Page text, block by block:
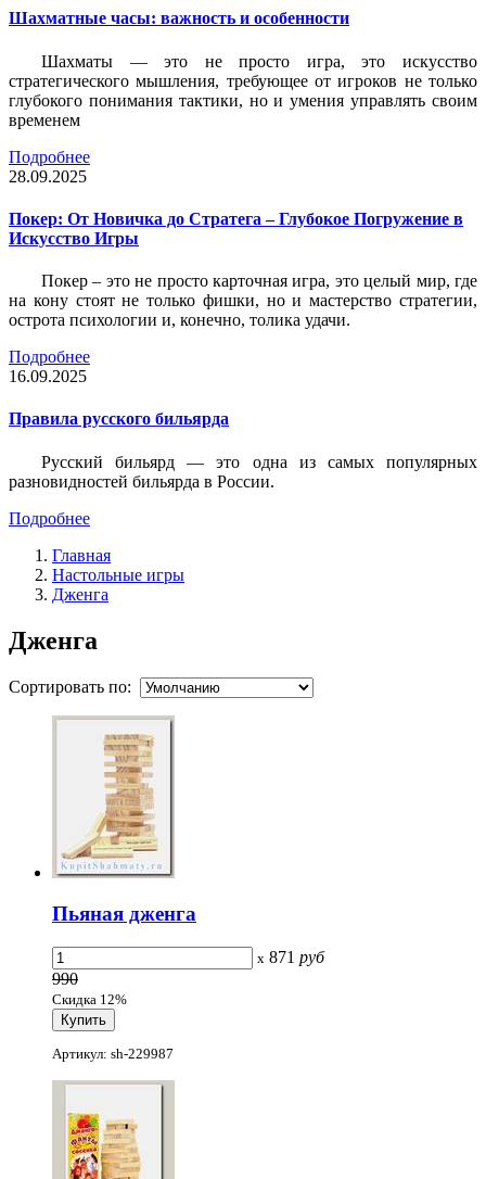
Шахматные часы: важность и особенности
Шахматы — это не просто игра, это искусство
стратегического мышления, требующее от игроков не только
глубокого понимания тактики, но и умения управлять своим
временем
Подробнее
28.09.2025
Покер: От Новичка до Стратега – Глубокое Погружение в
Искусство Игры
Покер – это не просто карточная игра, это целый мир, где
на кону стоят не только фишки, но и мастерство стратегии,
острота психологии и, конечно, толика удачи.
Подробнее
16.09.2025
Правила русского бильярда
Русский бильярд — это одна из самых популярных
разновидностей бильярда в России.
Подробнее
Главная
Настольные игры
Дженга
Дженга
Сортировать по:
Пьяная дженга
x 871 руб
990
Скидка 12%
Артикул: sh-229987